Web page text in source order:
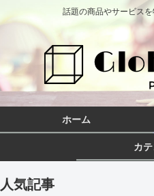
話題の商品やサービス
ホーム
カテ
人気記事